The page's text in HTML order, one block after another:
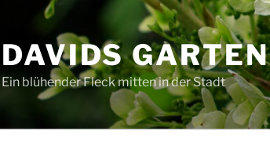
DAVIDS GARTEN
Ein blühender Fleck mitten in der Stadt